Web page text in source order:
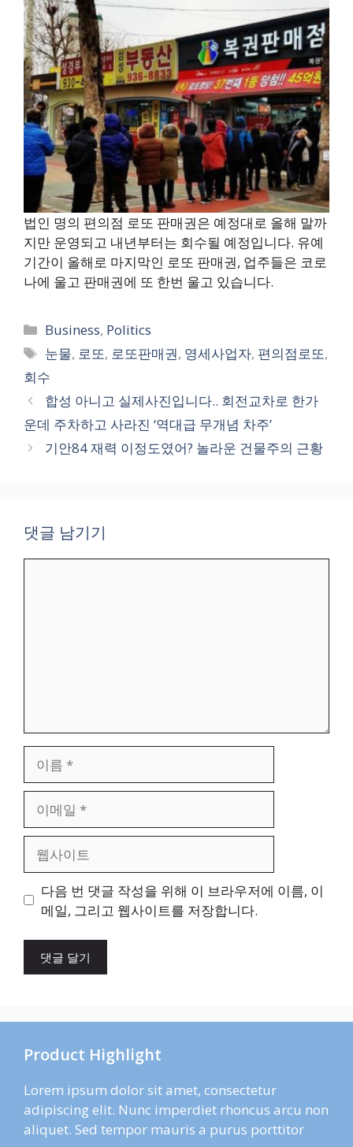
법인 명의 편의점 로또 판매권은 예정대로 올해 말까
지만 운영되고 내년부터는 회수될 예정입니다. 유예
기간이 올해로 마지막인 로또 판매권, 업주들은 코로
나에 울고 판매권에 또 한번 울고 있습니다.
카
테
Business, Politics
태
그
눈물, 로또, 로또판매권, 영세사업자, 편의점로또,
회수
합성 아니고 실제사진입니다.. 회전교차로 한가
운데 주차하고 사라진 ‘역대급 무개념 차주’
기안84 재력 이정도였어? 놀라운 건물주의 근황
댓글 남기기
일
트
다음 번 댓글 작성을 위해 이 브라우저에 이름, 이
메일, 그리고 웹사이트를 저장합니다.
Product Highlight
Lorem ipsum dolor sit amet, consectetur
adipiscing elit. Nunc imperdiet rhoncus arcu non
aliquet. Sed tempor mauris a purus porttitor